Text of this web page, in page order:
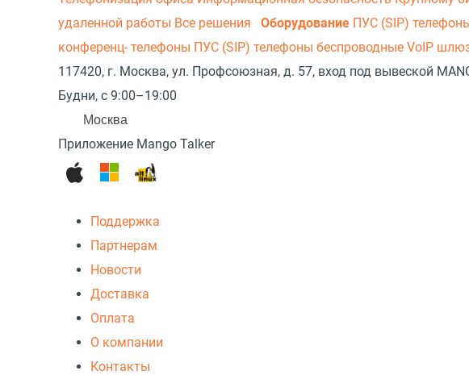
удаленной работы Все решения Оборудование ПУС (SIP)
конференц- телефоны ПУС (SIP) телефоны беспроводные VoIP
117420, г. Москва, ул. Профсоюзная, д. 57, вход под вывеской
Будни, с 9:00–19:00
Москва
Приложение Mango Talker
Поддержка
Партнерам
Новости
Доставка
Оплата
О компании
Контакты